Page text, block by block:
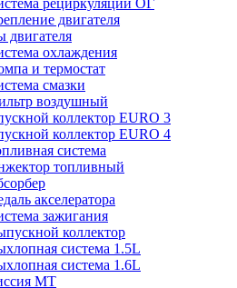
рециркуляции ОГ
двигателя
двигателя
охлаждения
и термостат
смазки
воздушный
коллектор EURO 3
коллектор EURO 4
система
топливный
акселератора
зажигания
коллектор
система 1.5L
система 1.6L
МТ